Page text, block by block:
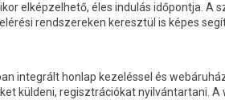
elképzelhető, éles indulás időpontja.
rendszereken keresztül is képes
integrált honlap kezeléssel és
küldeni, regisztrációkat nyilvántartani.